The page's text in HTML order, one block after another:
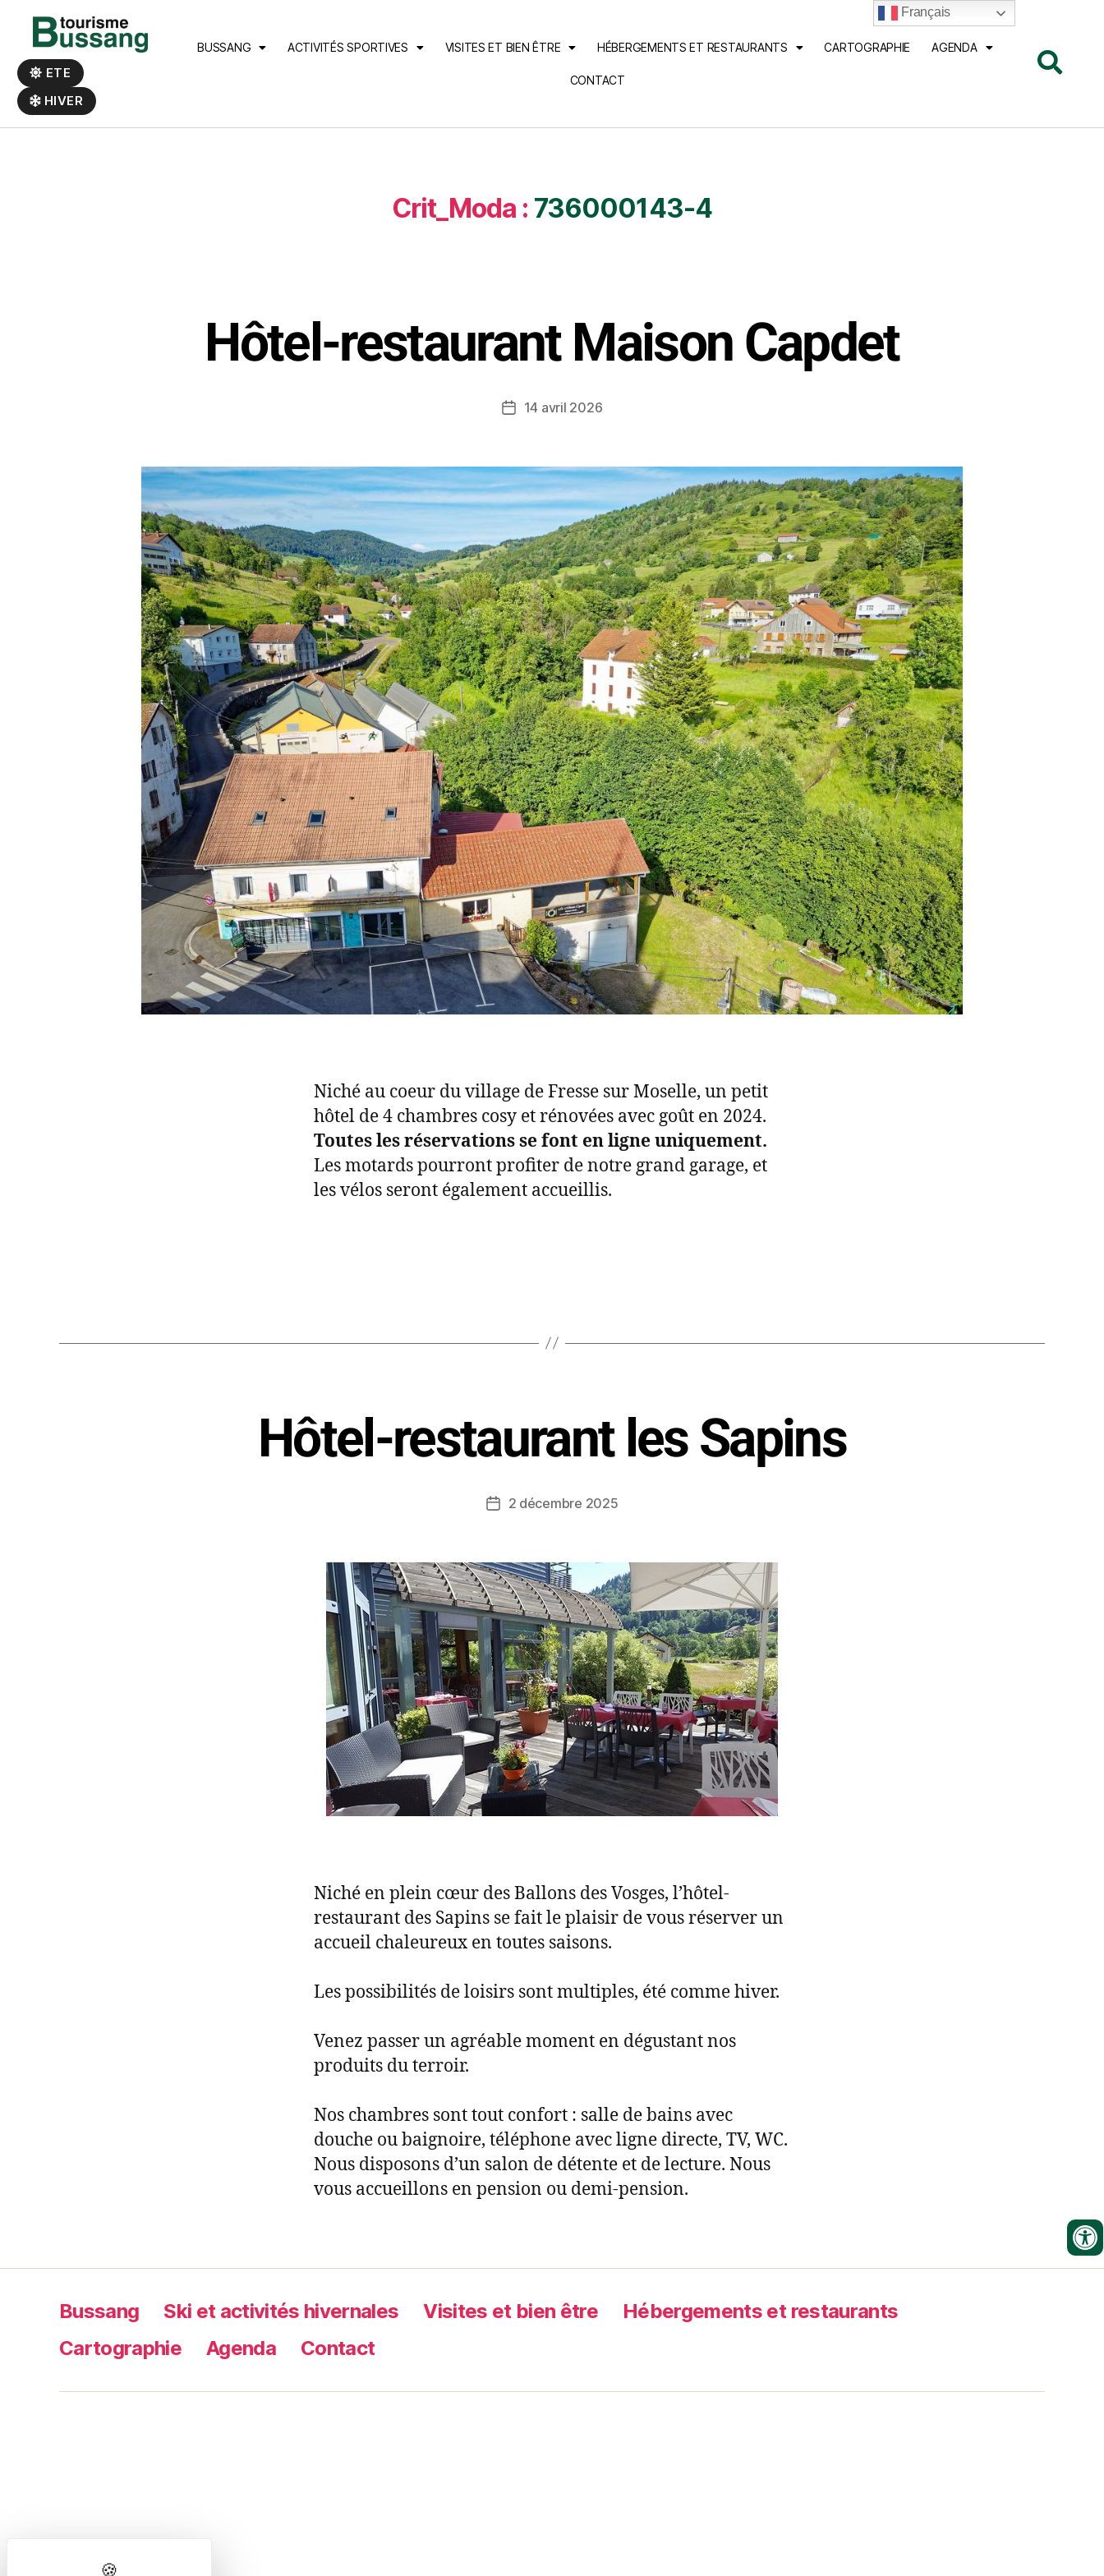
ETE
HIVER
BUSSANG ACTIVITÉS SPORTIVES VISITES ET BIEN ÊTRE HÉBERGEMENTS ET RESTAURANTS CARTOGRAPHIE AGENDA
CONTACT
Crit_Moda : 736000143-4
Hôtel-restaurant Maison Capdet
14 avril 2026
Niché au coeur du village de Fresse sur Moselle, un petit
hôtel de 4 chambres cosy et rénovées avec goût en 2024.
Toutes les réservations se font en ligne uniquement.
Les motards pourront profiter de notre grand garage, et
les vélos seront également accueillis.
Hôtel-restaurant les Sapins
2 décembre 2025
Niché en plein cœur des Ballons des Vosges, l’hôtel-
restaurant des Sapins se fait le plaisir de vous réserver un
accueil chaleureux en toutes saisons.
Les possibilités de loisirs sont multiples, été comme hiver.
Venez passer un agréable moment en dégustant nos
produits du terroir.
Nos chambres sont tout confort : salle de bains avec
douche ou baignoire, téléphone avec ligne directe, TV, WC.
Nous disposons d’un salon de détente et de lecture. Nous
vous accueillons en pension ou demi-pension.
Bussang Ski et activités hivernales Visites et bien être
Hébergements et restaurants
Cartographie
Agenda Contact
Français